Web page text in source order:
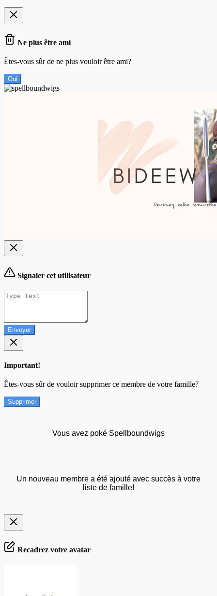
Ne plus être ami
Êtes-vous sûr de ne plus vouloir être ami?
Oui
Signaler cet utilisateur
Envoyer
Important!
Êtes-vous sûr de vouloir supprimer ce membre de votre famille?
Supprimer
Vous avez poké Spellboundwigs
Un nouveau membre a été ajouté avec succès à votre
liste de famille!
Recadrez votre avatar